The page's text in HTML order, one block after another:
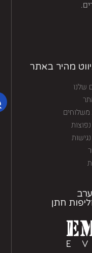
מהיר באתר
חתן